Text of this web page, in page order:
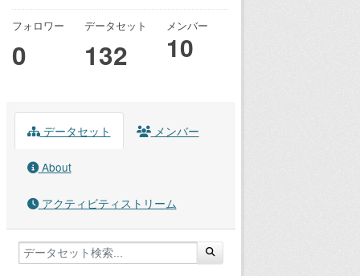
フォロワー
0
データセット
132
メンバー
10
データセット メンバー
About
アクティビティストリーム